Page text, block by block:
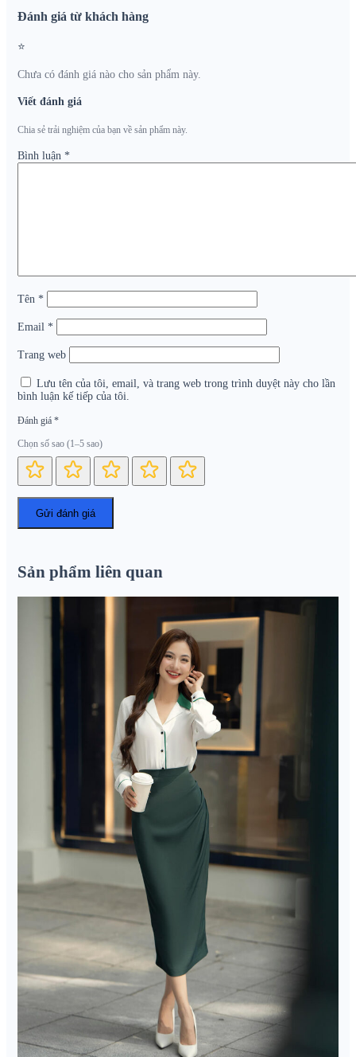
Đánh giá từ khách hàng
⭐
Chưa có đánh giá nào cho sản phẩm này.
Viết đánh giá
Chia sẻ trải nghiệm của bạn về sản phẩm này.
Bình luận *
Tên *
Email *
Trang web
Lưu tên của tôi, email, và trang web trong trình duyệt này cho lần
bình luận kế tiếp của tôi.
Đánh giá *
Chọn số sao (1–5 sao)
Sản phẩm liên quan